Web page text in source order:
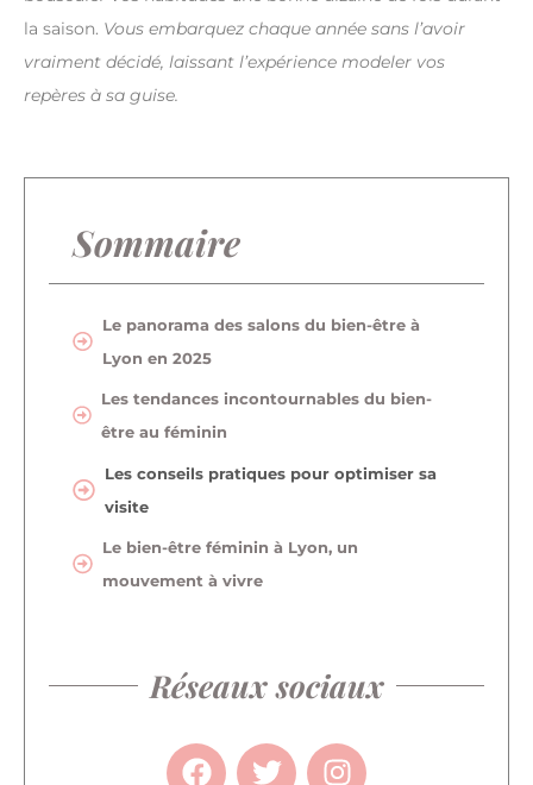
la saison. Vous embarquez chaque année sans l’avoir
vraiment décidé, laissant l’expérience modeler vos
repères à sa guise.
Sommaire
Le panorama des salons du bien-être à
Lyon en 2025
Les tendances incontournables du bien-
être au féminin
Les conseils pratiques pour optimiser sa
visite
Le bien-être féminin à Lyon, un
mouvement à vivre
Réseaux sociaux